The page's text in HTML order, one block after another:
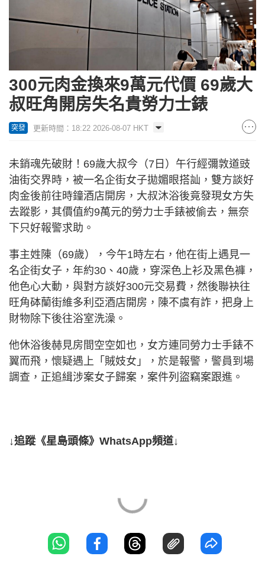
300元肉金換來9萬元代價 69歲大
叔旺角開房失名貴勞力士錶
突發 更新時間：18:22 2026-08-07 HKT
未銷魂先破財！69歲大叔今（7日）午行經彌敦道豉
油街交界時，被一名企街女子拋媚眼搭訕，雙方談好
肉金後前往時鐘酒店開房，大叔沐浴後竟發現女方失
去蹤影，其價值約9萬元的勞力士手錶被偷去，無奈
下只好報警求助。
事主姓陳（69歲），今午1時左右，他在街上遇見一
名企街女子，年約30、40歲，穿深色上衫及黑色褲，
他色心大動，與對方談好300元交易費，然後聯袂往
旺角砵蘭街維多利亞酒店開房，陳不虞有詐，把身上
財物除下後往浴室洗澡。
他休浴後赫見房間空空如也，女方連同勞力士手錶不
翼而飛，懷疑遇上「賊妓女」，於是報警，警員到場
調查，正追緝涉案女子歸案，案件列盜竊案跟進。
↓追蹤《星島頭條》WhatsApp頻道↓